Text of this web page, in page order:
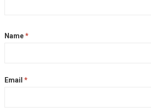
Name*
Email *